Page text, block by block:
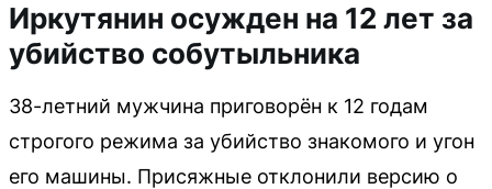
Иркутянин осужден на 12 лет за
убийство собутыльника
38-летний мужчина приговорён к 12 годам
строгого режима за убийство знакомого и угон
его машины. Присяжные отклонили версию о